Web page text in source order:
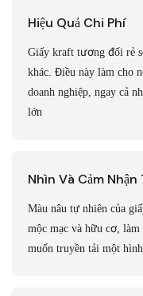
Hiệu Quả Chi Phí
Giấy kraft tương đối rẻ
khác. Điều này làm cho
doanh nghiệp, ngay cả
lớn
Nhìn Và Cảm Nhận
Màu nâu tự nhiên của
mộc mạc và hữu cơ, làm
muốn truyền tải một